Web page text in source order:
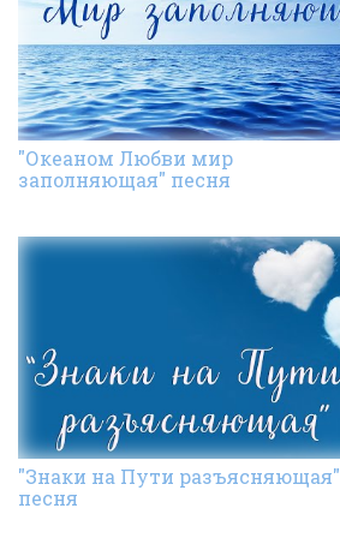
"Океаном Любви мир
заполняющая" песня
"Знаки на Пути разъясняющая"
песня